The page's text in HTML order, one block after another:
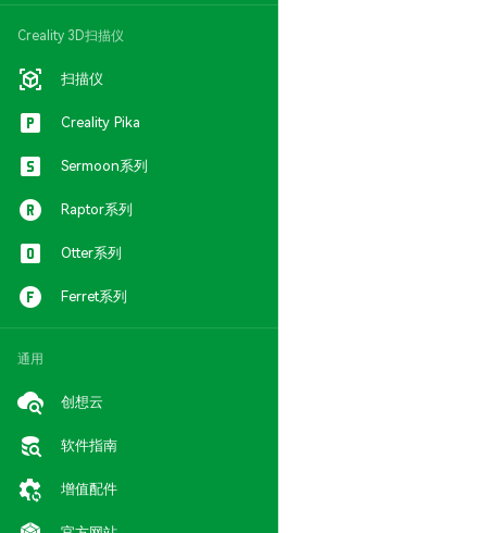
Creality 3D扫描仪
扫描仪
Creality Pika
Sermoon系列
Raptor系列
Otter系列
Ferret系列
通用
创想云
软件指南
增值配件